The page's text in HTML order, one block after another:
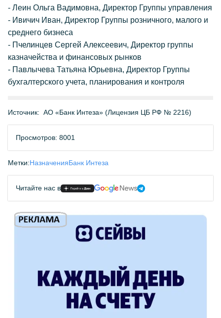
- Леин Ольга Вадимовна, Директор Группы управления
- Ивичич Иван, Директор Группы розничного, малого и
среднего бизнеса
- Пчелинцев Сергей Алексеевич, Директор группы
казначейства и финансовых рынков
- Павлычева Татьяна Юрьевна, Директор Группы
бухгалтерского учета, планирования и контроля
Источник: АО «Банк Интеза» (Лицензия ЦБ РФ № 2216)
Просмотров: 8001
Метки:НазначенияБанк Интеза
Читайте нас в